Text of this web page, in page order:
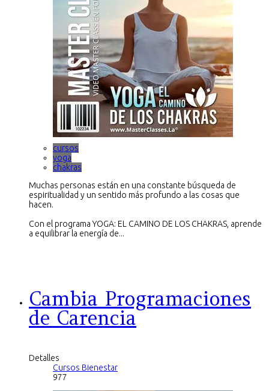
cursos
yoga
chakras
Muchas personas están en una constante búsqueda de
espiritualidad y un sentido más profundo a las cosas que
hacen.
Con el programa YOGA: EL CAMINO DE LOS CHAKRAS, aprende
a equilibrar la energía de...
Cambia Programaciones
de Carencia
Detalles
Cursos Bienestar
977